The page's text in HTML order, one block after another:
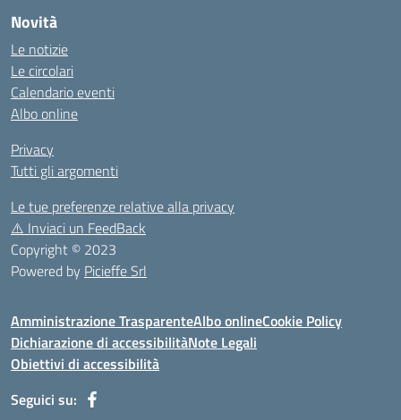
Novità
Le notizie
Le circolari
Calendario eventi
Albo online
Privacy
Tutti gli argomenti
Le tue preferenze relative alla privacy
⚠️ Inviaci un FeedBack
Copyright © 2023
Powered by Picieffe Srl
Amministrazione TrasparenteAlbo onlineCookie Policy
Dichiarazione di accessibilitàNote Legali
Obiettivi di accessibilità
Seguici su: